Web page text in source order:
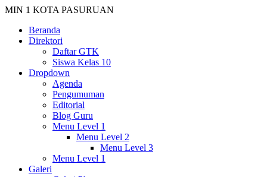
MIN 1 KOTA PASURUAN
Beranda
Direktori
Daftar GTK
Siswa Kelas 10
Dropdown
Agenda
Pengumuman
Editorial
Blog Guru
Menu Level 1
Menu Level 2
Menu Level 3
Menu Level 1
Galeri